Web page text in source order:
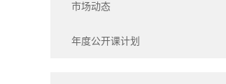
市场动态
年度公开课计划